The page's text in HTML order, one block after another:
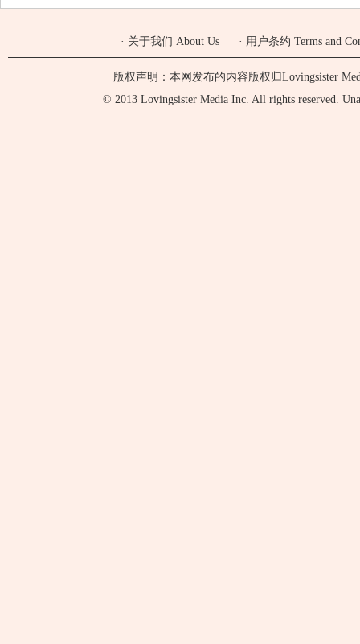
· 关于我们 About Us · 用户条约 Terms and
版权声明：本网发布的内容版权归Lovingsister
© 2013 Lovingsister Media Inc. All rights reserved.